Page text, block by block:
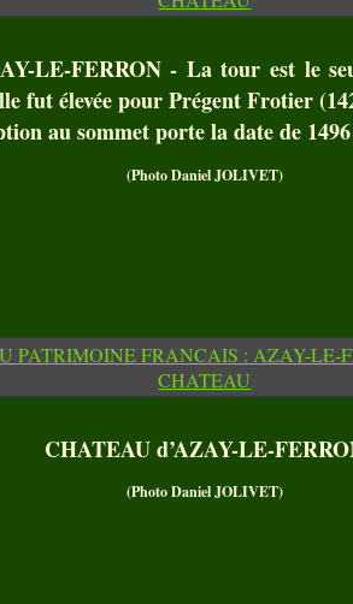
LE-FERRON - La tour est le
fut élevée pour Prégent Frotier
au sommet porte la date de 1496
(Photo Daniel JOLIVET)
CHATEAU d’AZAY-LE-
(Photo Daniel JOLIVET)